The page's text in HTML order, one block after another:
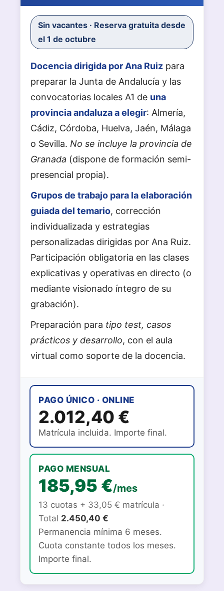
Sin vacantes · Reserva gratuita desde
el 1 de octubre
Docencia dirigida por Ana Ruiz para
preparar la Junta de Andalucía y las
convocatorias locales A1 de una
provincia andaluza a elegir: Almería,
Cádiz, Córdoba, Huelva, Jaén, Málaga
o Sevilla. No se incluye la provincia de
Granada (dispone de formación semi-
presencial propia).
Grupos de trabajo para la elaboración
guiada del temario, corrección
individualizada y estrategias
personalizadas dirigidas por Ana Ruiz.
Participación obligatoria en las clases
explicativas y operativas en directo (o
mediante visionado íntegro de su
grabación).
Preparación para tipo test, casos
prácticos y desarrollo, con el aula
virtual como soporte de la docencia.
PAGO ÚNICO · ONLINE
2.012,40 €
Matrícula incluida. Importe final.
PAGO MENSUAL
185,95 €/mes
13 cuotas + 33,05 € matrícula ·
Total 2.450,40 €
Permanencia mínima 6 meses.
Cuota constante todos los meses.
Importe final.